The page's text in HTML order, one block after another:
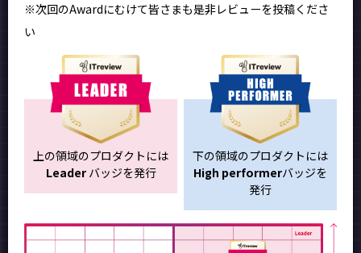
※次回のAwardにむけて皆さまも是非レビューを投稿くださ
い
上の領域のプロダクトには
Leaderバッジを発行
下の領域のプロダクトには
High performerバッジを
発行